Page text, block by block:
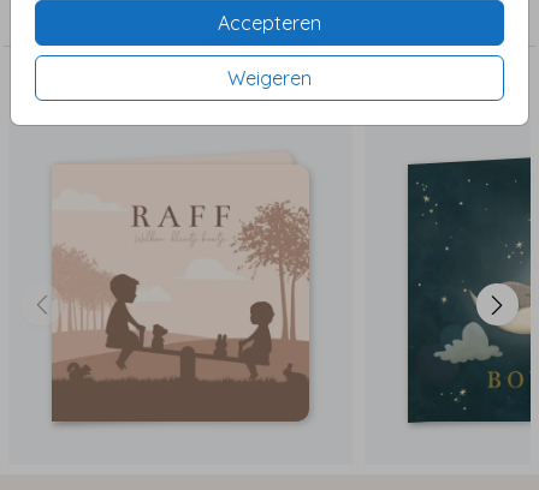
Accepteren
Weigeren
Jongenskaart
Deze zijn ook leuk!